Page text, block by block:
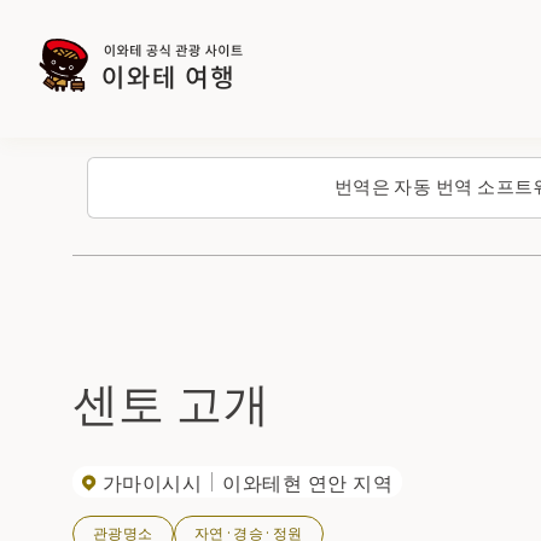
번역은 자동 번역 소프
센토 고개
가마이시시 이와테현 연안 지역
관광명소 자연·경승·정원